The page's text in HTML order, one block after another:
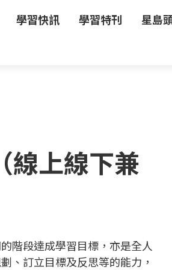
學習快訊 學習特刊 星島
線上線下兼
階段達成學習目標，亦是全人
、訂立目標及反思等的能力，